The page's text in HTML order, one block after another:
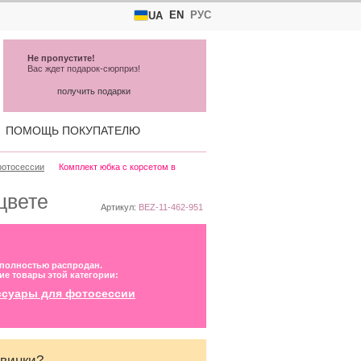
UA EN РУС
Артикул: BEZ-11-462-951
распродан.
товары этой категории:
для фотосессии
Комплект юбка с корсетом в
ПОМОЩЬ ПОКУПАТЕЛЮ
Не пропустите!
Вас ждет подарок-сюрприз!
получить подарки